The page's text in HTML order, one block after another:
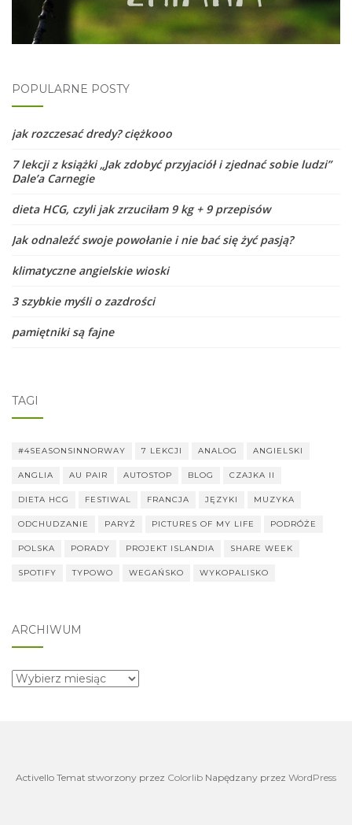
POPULARNE POSTY
jak rozczesać dredy? ciężkooo
7 lekcji z książki „Jak zdobyć przyjaciół i zjednać sobie ludzi”
Dale’a Carnegie
dieta HCG, czyli jak zrzuciłam 9 kg + 9 przepisów
Jak odnaleźć swoje powołanie i nie bać się żyć pasją?
klimatyczne angielskie wioski
3 szybkie myśli o zazdrości
pamiętniki są fajne
TAGI
#4SEASONSINNORWAY 7 LEKCJI ANALOG ANGIELSKI
ANGLIA AU PAIR AUTOSTOP BLOG CZAJKA II
DIETA HCG FESTIWAL FRANCJA JĘZYKI MUZYKA
ODCHUDZANIE PARYŻ PICTURES OF MY LIFE PODRÓŻE
POLSKA PORADY PROJEKT ISLANDIA SHARE WEEK
SPOTIFY TYPOWO WEGAŃSKO WYKOPALISKO
ARCHIWUM
archiwum
Activello Temat stworzony przez Colorlib Napędzany przez WordPress